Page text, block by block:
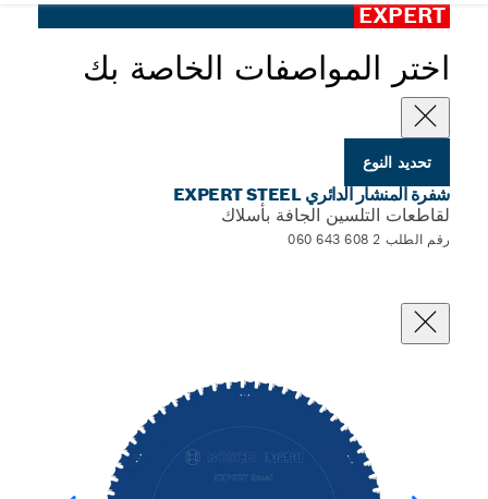
EXPERT
اختر المواصفات الخاصة بك
تحديد النوع
شفرة المنشار الدائري EXPERT STEEL
لقاطعات التلسين الجافة بأسلاك
رقم الطلب 2 608 643 060